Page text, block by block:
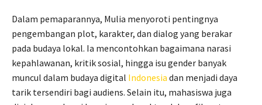
Dalam pemaparannya, Mulia menyoroti pentingnya
pengembangan plot, karakter, dan dialog yang berakar
pada budaya lokal. Ia mencontohkan bagaimana narasi
kepahlawanan, kritik sosial, hingga isu gender banyak
muncul dalam budaya digital Indonesia dan menjadi daya
tarik tersendiri bagi audiens. Selain itu, mahasiswa juga